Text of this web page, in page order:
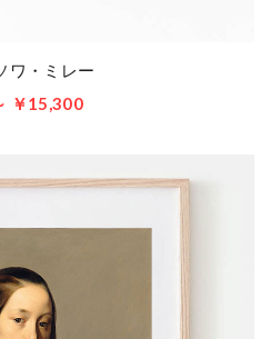
ワ・ミレー
￥15,300